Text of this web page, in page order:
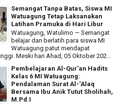
Semangat Tanpa Batas, Siswa MI
Watuagung Tetap Laksanakan
Latihan Pramuka di Hari Libur
Watuagung, Watulimo — Semangat
belajar dan berlatih para siswa MI
Watuagung patut mendapat
Meski hari Ahad, 05 Oktober 202...
Pembelajaran Al-Qur’an Hadits
Kelas 6 MI Watuagung:
Pendalaman Surat Al-‘Alaq
Bersama Ibu Anik Tutut Sholihah,
M.Pd.I